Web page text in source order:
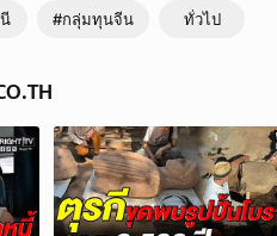
#กลุ่มทุนจีน ทั่วไป